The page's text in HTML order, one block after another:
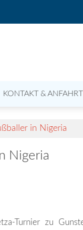
KONTAKT & ANFAHRT
in Nigeria
Nigeria
Turnier zu